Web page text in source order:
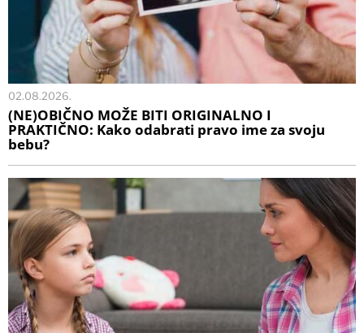
02.08.2026.
(NE)OBIČNO MOŽE BITI ORIGINALNO I
PRAKTIČNO: Kako odabrati pravo ime za svoju
bebu?